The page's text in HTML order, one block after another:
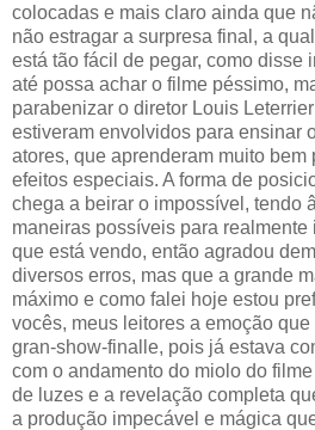
colocadas e mais claro ainda que
não estragar a surpresa final, a
está tão fácil de pegar, como disse
até possa achar o filme péssimo,
parabenizar o diretor Louis
estiveram envolvidos para ensinar
atores, que aprenderam muito
efeitos especiais. A forma de
chega a beirar o impossível, tendo
maneiras possíveis para
que está vendo, então agradou
diversos erros, mas que a grande
máximo e como falei hoje estou
vocês, meus leitores a emoção
gran-show-finalle, pois já estava
com o andamento do miolo do
de luzes e a revelação completa
a produção impecável e mágica